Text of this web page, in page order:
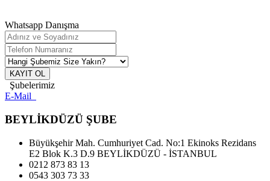
Whatsapp Danışma
KAYIT OL
Şubelerimiz
E-Mail
BEYLİKDÜZÜ ŞUBE
Büyükşehir Mah. Cumhuriyet Cad. No:1 Ekinoks Rezidans
E2 Blok K.3 D.9 BEYLİKDÜZÜ - İSTANBUL
0212 873 83 13
0543 303 73 33